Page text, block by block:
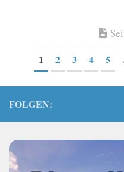
1
2 3 4 5
FOLGEN: